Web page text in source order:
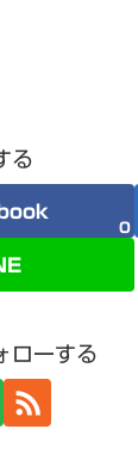
る
0
ローする